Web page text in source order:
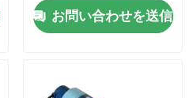
921661
お問い合わせを送信